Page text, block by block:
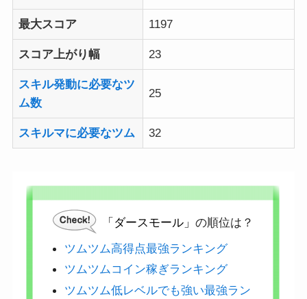
最大スコア 1197
スコア上がり幅 23
スキル発動に必要なツ
ム数
25
スキルマに必要なツム 32
「ダースモール」の順位は？
ツムツム高得点最強ランキング
ツムツムコイン稼ぎランキング
ツムツム低レベルでも強い最強ラン